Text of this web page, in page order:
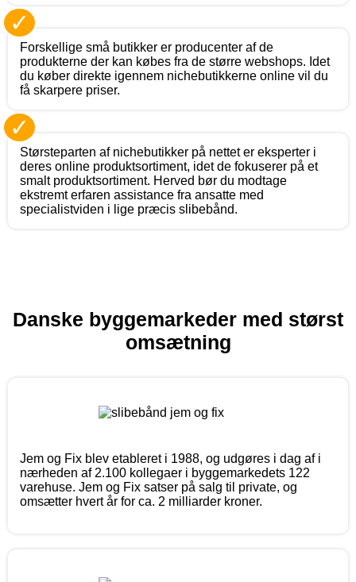
✓
Forskellige små butikker er producenter af de
produkterne der kan købes fra de større webshops. Idet
du køber direkte igennem nichebutikkerne online vil du
få skarpere priser.
✓
Størsteparten af nichebutikker på nettet er eksperter i
deres online produktsortiment, idet de fokuserer på et
smalt produktsortiment. Herved bør du modtage
ekstremt erfaren assistance fra ansatte med
specialistviden i lige præcis slibebånd.
Danske byggemarkeder med størst
omsætning
Jem og Fix blev etableret i 1988, og udgøres i dag af i
nærheden af 2.100 kollegaer i byggemarkedets 122
varehuse. Jem og Fix satser på salg til private, og
omsætter hvert år for ca. 2 milliarder kroner.